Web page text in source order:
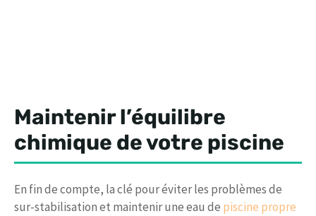
Maintenir l’équilibre
chimique de votre piscine
En fin de compte, la clé pour éviter les problèmes de
sur-stabilisation et maintenir une eau de piscine propre